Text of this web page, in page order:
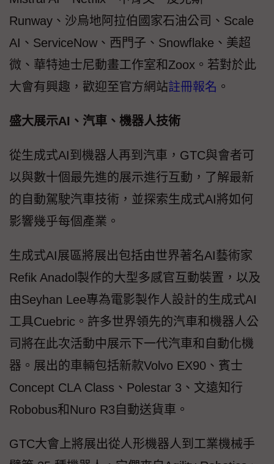
Runway、沙烏地阿拉伯國家石油公司、Scale
AI、ServiceNow、西門子、Snowflake、美超
微、華特迪士尼動畫工作室和Zoox。若對於此
大會有興趣，歡迎至官方網站註冊報名 。
盛大展示AI、汽車、機器人技術
從生成式AI到機器人再到汽車，GTC與會者可
以與數十個最先進的展示進行互動，了解最新
的自動駕駛汽車技術，並探索生成式AI將如何
影響幾乎每個產業。
生成式AI展區將展出包括由世界著名AI藝術家
Refik Anadol製作的大型多感官互動裝置，以及
由Seyhan Lee專為電影製作人設計的生成式AI
工具Cuebric。許多世界領先的汽車和機器人公
司將在此次活動中展示下一代汽車和自動化機
器。展出的車輛包括新款Volvo EX90、賓士
Concept CLA Class、Polestar 3、文遠知行
Robobus和Nuro R3自動送貨車。
GTC大會上將展出從人形機器人到工業機械手